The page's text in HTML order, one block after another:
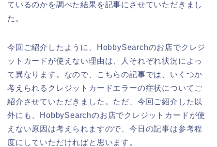
ているのかを調べた結果を記事にさせていただきまし
た。
今回ご紹介したように、HobbySearchのお店でクレジ
ットカードが使えない理由は、人それぞれ状況によっ
て異なります。なので、こちらの記事では、いくつか
考えられるクレジットカードエラーの症状についてご
紹介させていただきました。ただ、今回ご紹介した以
外にも、HobbySearchのお店でクレジットカードが使
えない原因は考えられますので、今日の記事は参考程
度にしていただければと思います。